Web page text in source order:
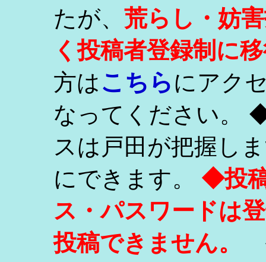
たが、 荒らし・妨
く投稿者登録制に
方はこちらにアク
なってください。
スは戸田が把握し
にできます。 ◆投
ス・パスワードは
投稿できません。